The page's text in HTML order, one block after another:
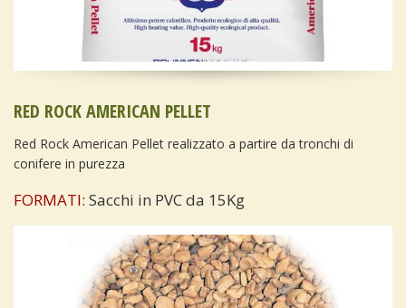
RED ROCK AMERICAN PELLET
Red Rock American Pellet realizzato a partire da tronchi di
conifere in purezza
FORMATI: Sacchi in PVC da 15Kg